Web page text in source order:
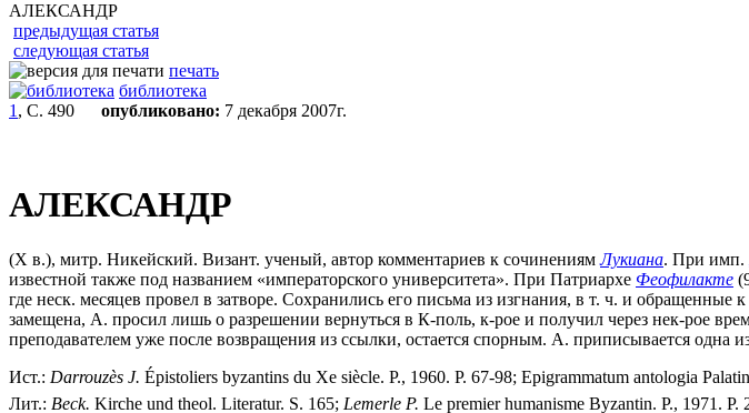
АЛЕКСАНДР
предыдущая статья
следующая статья
печать
библиотека
1 , С. 490 опубликовано: 7 декабря 2007г.
АЛЕКСАНДР
(X в.), митр. Никейский. Визант. ученый, автор комментариев к сочинениямЛукиана. При имп.
известной также под названием «императорского университета». При Патриархе Феофилакте
где неск. месяцев провел в затворе. Сохранились его письма из изгнания, в т. ч. и
замещена, А. просил лишь о разрешении вернуться в К-поль, к-рое и получил через нек-рое
преподавателем уже после возвращения из ссылки, остается спорным. А. приписывается одна
Ист.: Darrouzès J. Épistoliers byzantins du Xe siècle. P., 1960. P. 67-98; Epigrammatum antologia
Лит.: Beck. Kirche und theol. Literatur. S. 165; Lemerle P. Le premier humanisme Byzantin. P., 1971. P.